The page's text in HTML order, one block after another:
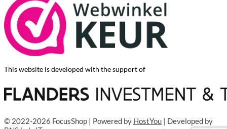
This website is developed with the support of
© 2022-2026 FocusShop | Powered by HostYou | Developed by